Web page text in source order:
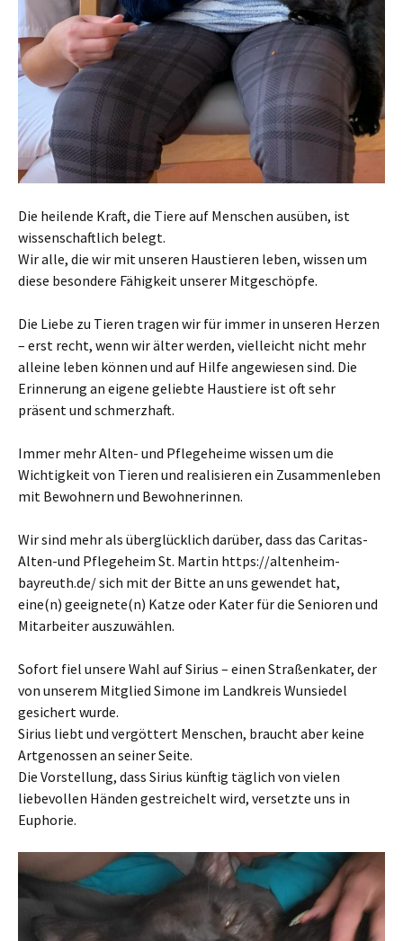
Die heilende Kraft, die Tiere auf Menschen ausüben, ist
wissenschaftlich belegt.
Wir alle, die wir mit unseren Haustieren leben, wissen um
diese besondere Fähigkeit unserer Mitgeschöpfe.
Die Liebe zu Tieren tragen wir für immer in unseren Herzen
– erst recht, wenn wir älter werden, vielleicht nicht mehr
alleine leben können und auf Hilfe angewiesen sind. Die
Erinnerung an eigene geliebte Haustiere ist oft sehr
präsent und schmerzhaft.
Immer mehr Alten- und Pflegeheime wissen um die
Wichtigkeit von Tieren und realisieren ein Zusammenleben
mit Bewohnern und Bewohnerinnen.
Wir sind mehr als überglücklich darüber, dass das Caritas-
Alten-und Pflegeheim St. Martin https://altenheim-
bayreuth.de/ sich mit der Bitte an uns gewendet hat,
eine(n) geeignete(n) Katze oder Kater für die Senioren und
Mitarbeiter auszuwählen.
Sofort fiel unsere Wahl auf Sirius – einen Straßenkater, der
von unserem Mitglied Simone im Landkreis Wunsiedel
gesichert wurde.
Sirius liebt und vergöttert Menschen, braucht aber keine
Artgenossen an seiner Seite.
Die Vorstellung, dass Sirius künftig täglich von vielen
liebevollen Händen gestreichelt wird, versetzte uns in
Euphorie.